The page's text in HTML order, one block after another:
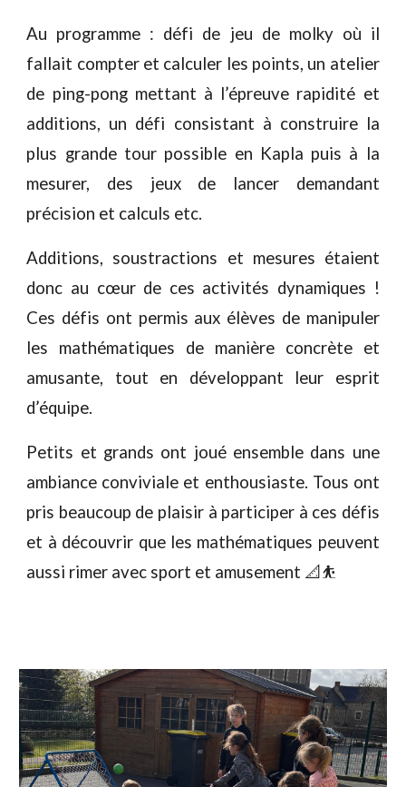
Au programme : défi de jeu de molky où il
fallait compter et calculer les points, un atelier
de ping-pong mettant à l’épreuve rapidité et
additions, un défi consistant à construire la
plus grande tour possible en Kapla puis à la
mesurer, des jeux de lancer demandant
précision et calculs etc.
Additions, soustractions et mesures étaient
donc au cœur de ces activités dynamiques !
Ces défis ont permis aux élèves de manipuler
les mathématiques de manière concrète et
amusante, tout en développant leur esprit
d’équipe.
Petits et grands ont joué ensemble dans une
ambiance conviviale et enthousiaste. Tous ont
pris beaucoup de plaisir à participer à ces défis
et à découvrir que les mathématiques peuvent
aussi rimer avec sport et amusement 📐⛹️